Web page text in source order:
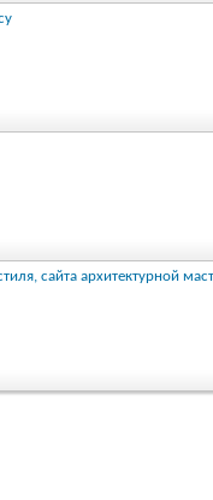
сайта архитектурной